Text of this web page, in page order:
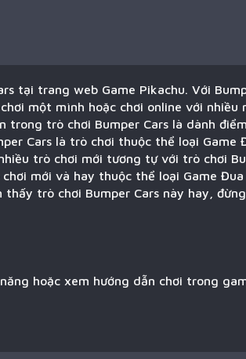
tại trang web Game Pikachu. Với
một mình hoặc chơi online với nhiều
trong trò chơi Bumper Cars là dành
Cars là trò chơi thuộc thể loại Game
trò chơi mới tương tự với trò chơi
mới và hay thuộc thể loại Game
trò chơi Bumper Cars này hay,
hoặc xem hướng dẫn chơi trong